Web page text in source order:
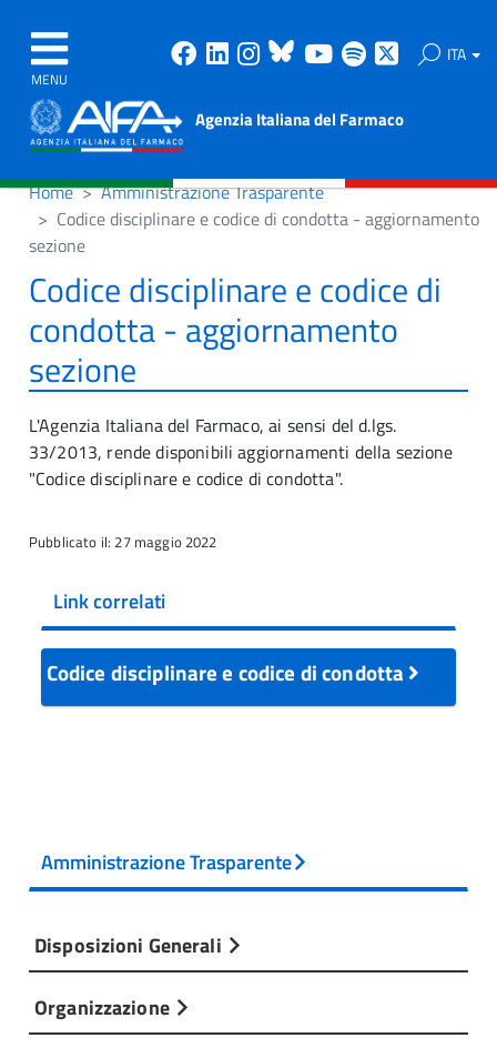
MENU
Facebook
Linkedin
Instagram
Bluesky
Youtube
Spotify ITA
Agenzia Italiana del Farmaco
Home
Amministrazione Trasparente
Codice disciplinare e codice di condotta - aggiornamento
sezione
Codice disciplinare e codice di
condotta - aggiornamento
sezione
L'Agenzia Italiana del Farmaco, ai sensi del d.lgs.
33/2013, rende disponibili aggiornamenti della sezione
"Codice disciplinare e codice di condotta".
Pubblicato il: 27 maggio 2022
Link correlati
Codice disciplinare e codice di condotta
Amministrazione Trasparente
Disposizioni Generali
Organizzazione